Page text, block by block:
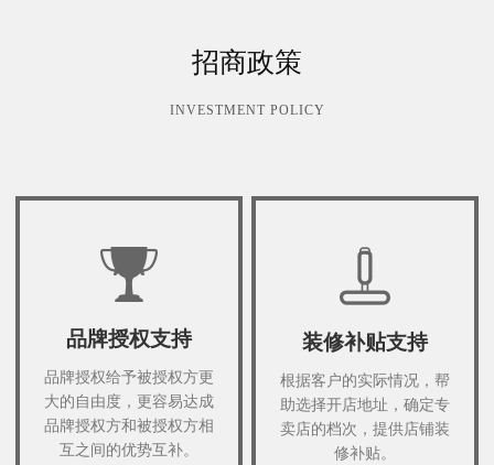
招商政策
INVESTMENT POLICY
品牌授权支持
品牌授权给予被授权方更
大的自由度，更容易达成
品牌授权方和被授权方相
互之间的优势互补。
装修补贴支持
根据客户的实际情况，帮
助选择开店地址，确定专
卖店的档次，提供店铺装
修补贴。